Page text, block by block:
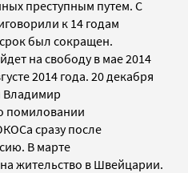
преступным путем. С
к 14 годам
был сокращен.
на свободу в мае 2014
2014 года. 20 декабря
Владимир
помиловании
сразу после
В марте
жительство в Швейцарии.